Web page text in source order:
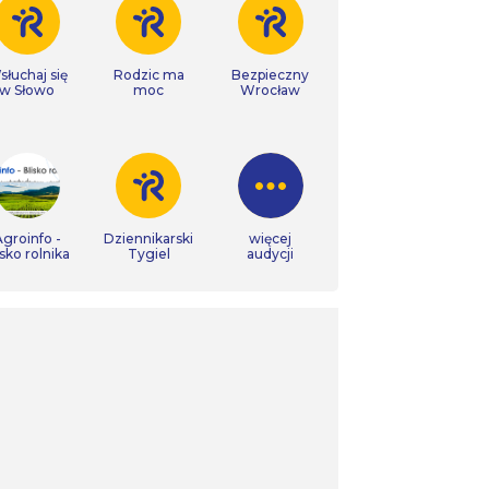
się
w Słowo
Rodzic ma
moc
Bezpieczny
Wrocław
-
rolnika
Dziennikarski
Tygiel
więcej
audycji